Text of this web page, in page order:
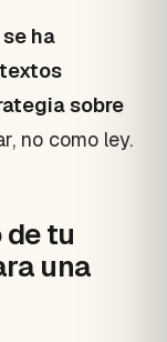
ha
sobre
no como ley.
de tu
una